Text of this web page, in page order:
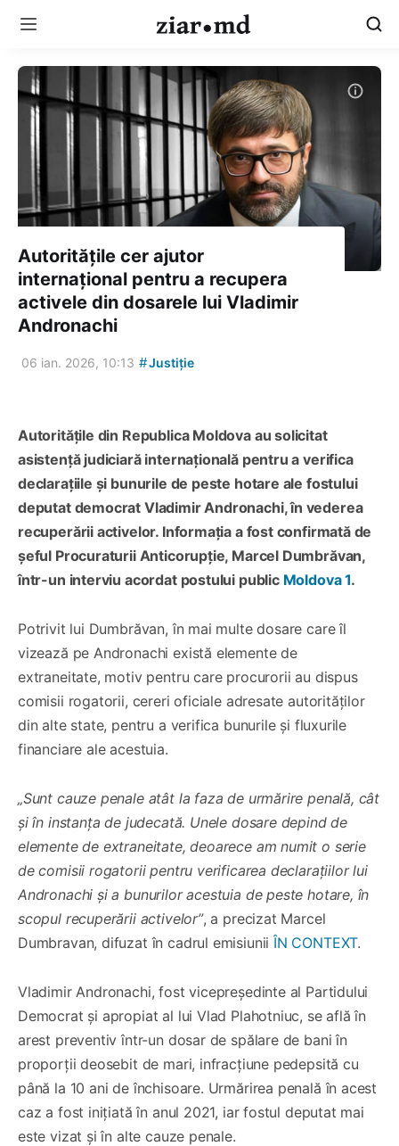
Autoritățile cer ajutor
internațional pentru a recupera
activele din dosarele lui Vladimir
Andronachi
06 ian. 2026, 10:13 #Justiție
Autoritățile din Republica Moldova au solicitat
asistență judiciară internațională pentru a verifica
declarațiile și bunurile de peste hotare ale fostului
deputat democrat Vladimir Andronachi, în vederea
recuperării activelor. Informația a fost confirmată de
șeful Procuraturii Anticorupție, Marcel Dumbrăvan,
într-un interviu acordat postului public Moldova 1.
Potrivit lui Dumbrăvan, în mai multe dosare care îl
vizează pe Andronachi există elemente de
extraneitate, motiv pentru care procurorii au dispus
comisii rogatorii, cereri oficiale adresate autorităților
din alte state, pentru a verifica bunurile și fluxurile
financiare ale acestuia.
„Sunt cauze penale atât la faza de urmărire penală, cât
și în instanța de judecată. Unele dosare depind de
elemente de extraneitate, deoarece am numit o serie
de comisii rogatorii pentru verificarea declarațiilor lui
Andronachi și a bunurilor acestuia de peste hotare, în
scopul recuperării activelor”, a precizat Marcel
Dumbravan, difuzat în cadrul emisiuniiÎN CONTEXT.
Vladimir Andronachi, fost vicepreședinte al Partidului
Democrat și apropiat al lui Vlad Plahotniuc, se află în
arest preventiv într-un dosar de spălare de bani în
proporții deosebit de mari, infracțiune pedepsită cu
până la 10 ani de închisoare. Urmărirea penală în acest
caz a fost inițiată în anul 2021, iar fostul deputat mai
este vizat și în alte cauze penale.